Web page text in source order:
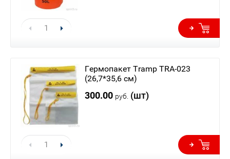
Гермопакет Tramp TRA-023
(26,7*35,6 см)
300.00 руб. (шт)